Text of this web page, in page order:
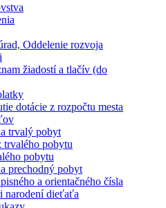
Oddelenie rozvoja
žiadostí a tlačív (do
dotácie z rozpočtu mesta
trvalý pobyt
trvalého pobytu
pobytu
prechodný pobyt
a orientačného čísla
narodení dieťaťa